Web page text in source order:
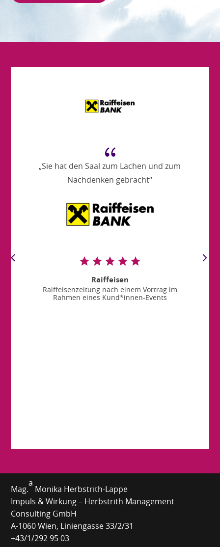
{
„Sie hat den Saal zum Lachen und zum
Nachdenken gebracht“
Raiffeisen
Raiffeisenzeitung nach einem Vortrag im
Rahmen eines Kund*innen-Events
Mag.
a
Monika Herbstrith-Lappe
Impuls & Wirkung – Herbstrith Management
Consulting GmbH
A-1060 Wien, Liniengasse 33/2/31
+43/1/292 95 03